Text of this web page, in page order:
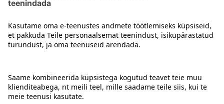
Juhised